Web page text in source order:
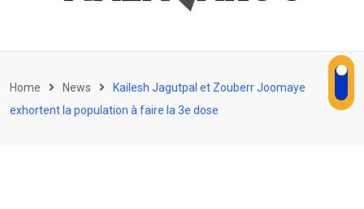
Home News
Kailesh Jagutpal et Zouberr Joomaye
exhortent la population à faire la 3e dose